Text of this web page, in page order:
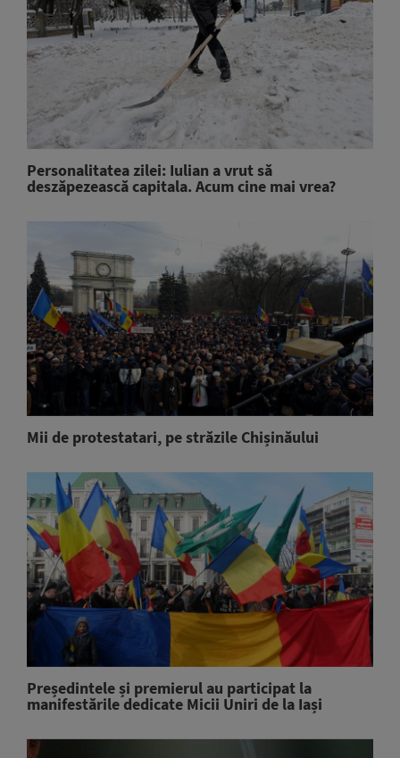
Personalitatea zilei: Iulian a vrut să
deszăpezească capitala. Acum cine mai vrea?
Mii de protestatari, pe străzile Chișinăului
Președintele și premierul au participat la
manifestările dedicate Micii Uniri de la Iași